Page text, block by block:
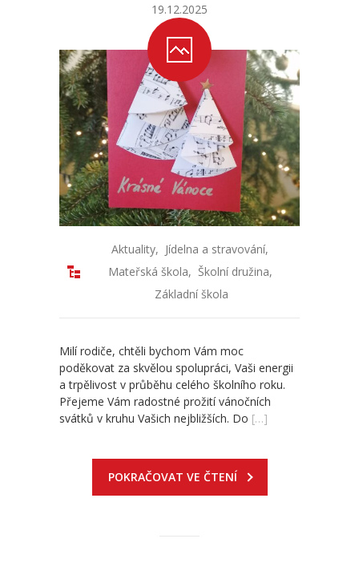
19.12.2025
Aktuality, Jídelna a stravování,
Mateřská škola, Školní družina,
Základní škola
Milí rodiče, chtěli bychom Vám moc
poděkovat za skvělou spolupráci, Vaši energii
a trpělivost v průběhu celého školního roku.
Přejeme Vám radostné prožití vánočních
svátků v kruhu Vašich nejbližších. Do […]
POKRAČOVAT VE ČTENÍ